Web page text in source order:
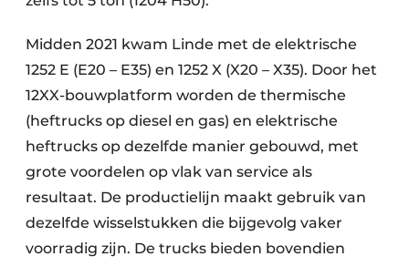
Midden 2021 kwam Linde met de elektrische
1252 E (E20 – E35) en 1252 X (X20 – X35). Door het
12XX-bouwplatform worden de thermische
(heftrucks op diesel en gas) en elektrische
heftrucks op dezelfde manier gebouwd, met
grote voordelen op vlak van service als
resultaat. De productielijn maakt gebruik van
dezelfde wisselstukken die bijgevolg vaker
voorradig zijn. De trucks bieden bovendien